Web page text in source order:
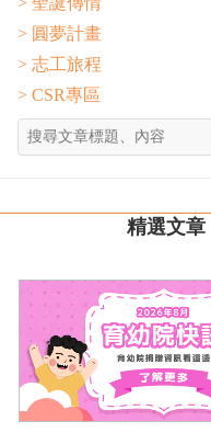
> 圓夢計畫
> 志工旅程
> CSR專區
精選文章